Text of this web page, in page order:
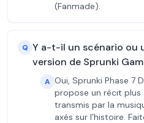
(Fanmade).
Q Y a-t-il un scénario ou
version de Sprunki
A Oui, Sprunki Phase 7
propose un récit
transmis par la
axés sur l’histoire.